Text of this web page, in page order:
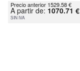
Precio anterior 1529.58 €
A partir de: 1070.71 €
SIN IVA